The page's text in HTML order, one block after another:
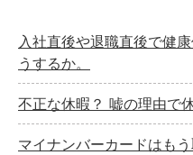
入社直後や退職直後で健
うするか。
不正な休暇？ 嘘の理由で
マイナンバーカードはも